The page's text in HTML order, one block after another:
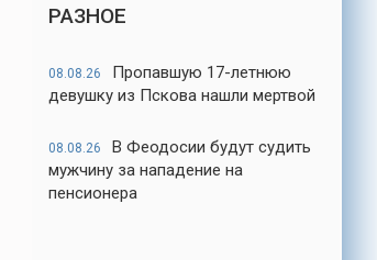
РАЗНОЕ
08.08.26
Пропавшую 17-летнюю
девушку из Пскова нашли мертвой
08.08.26
В Феодосии будут судить
мужчину за нападение на
пенсионера